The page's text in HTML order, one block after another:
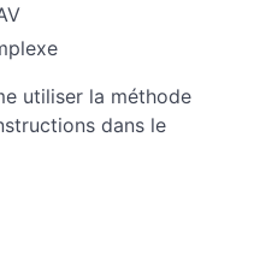
utiliser la méthode
dans le